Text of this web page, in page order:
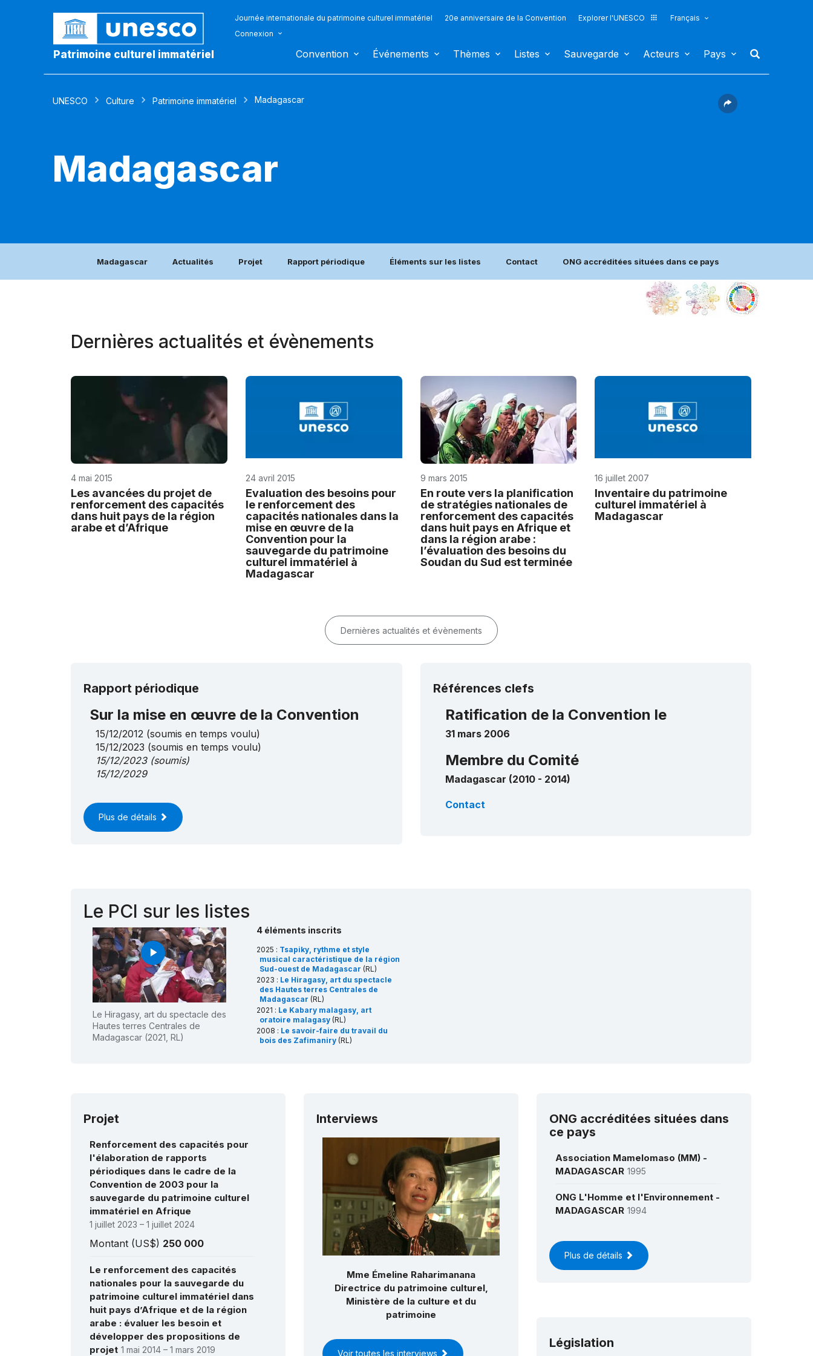
Patrimoine culturel immatériel
Journée internationale du patrimoine culturel immatériel 20e anniversaire de la Convention Explorer l'UNESCO
Français
Connexion
Convention Événements Thèmes Listes Sauvegarde Acteurs Pays
UNESCO Culture Patrimoine immatériel Madagascar
Madagascar
Madagascar Actualités Projet Rapport périodique Éléments sur les listes Contact ONG accréditées situées dans ce pays
Dernières actualités et évènements
4 mai 2015
Les avancées du projet de
renforcement des capacités
dans huit pays de la région
arabe et d’Afrique
24 avril 2015
Evaluation des besoins pour
le renforcement des
capacités nationales dans la
mise en œuvre de la
Convention pour la
sauvegarde du patrimoine
culturel immatériel à
Madagascar
9 mars 2015
En route vers la planification
de stratégies nationales de
renforcement des capacités
dans huit pays en Afrique et
dans la région arabe :
l’évaluation des besoins du
Soudan du Sud est terminée
16 juillet 2007
Inventaire du patrimoine
culturel immatériel à
Madagascar
Dernières actualités et évènements
Rapport périodique
Sur la mise en œuvre de la Convention
15/12/2012 (soumis en temps voulu)
15/12/2023 (soumis en temps voulu)
15/12/2023(soumis)
15/12/2029
Plus de détails
Références clefs
Ratification de la Convention le
31 mars 2006
Membre du Comité
Madagascar (2010 - 2014)
Contact
Le PCI sur les listes
play_arrow
Le Hiragasy, art du spectacle des
Hautes terres Centrales de
Madagascar (2021, RL)
4 éléments inscrits
2025 : Tsapiky, rythme et style
musical caractéristique de la région
Sud-ouest de Madagascar (RL)
2023 : Le Hiragasy, art du spectacle
des Hautes terres Centrales de
Madagascar (RL)
2021 : Le Kabary malagasy, art
oratoire malagasy (RL)
2008 : Le savoir-faire du travail du
bois des Zafimaniry (RL)
Projet
Renforcement des capacités pour
l'élaboration de rapports
périodiques dans le cadre de la
Convention de 2003 pour la
sauvegarde du patrimoine culturel
immatériel en Afrique
1 juillet 2023 – 1 juillet 2024
Montant (US$) 250 000
Le renforcement des capacités
nationales pour la sauvegarde du
patrimoine culturel immatériel dans
huit pays d’Afrique et de la région
arabe : évaluer les besoin et
développer des propositions de
projet 1 mai 2014 – 1 mars 2019
Interviews
Mme Émeline Raharimanana
Directrice du patrimoine culturel,
Ministère de la culture et du
patrimoine
Voir toutes les interviews
ONG accréditées situées dans
ce pays
Association Mamelomaso (MM) -
MADAGASCAR 1995
ONG L'Homme et l'Environnement -
MADAGASCAR 1994
Plus de détails
Législation